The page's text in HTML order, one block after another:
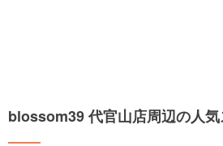
blossom39 代官山店周辺の人気